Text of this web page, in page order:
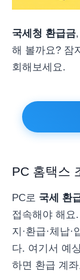
국세청 환급금
해 볼까요? 잠
회해보세요.
PC 홈택스
PC로 국세 환
접속해야 해요.
지·환급·체납·
다. 여기서 예
하면 환급 계